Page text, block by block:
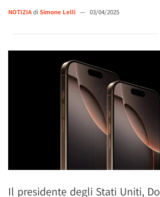
NOTIZIAdi Simone Lelli — 03/04/2025
Il presidente degli Stati Uniti,